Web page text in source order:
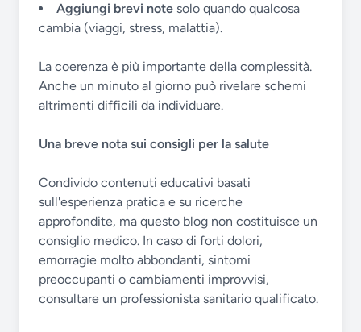
Aggiungi brevi note solo quando qualcosa
cambia (viaggi, stress, malattia).
La coerenza è più importante della complessità.
Anche un minuto al giorno può rivelare schemi
altrimenti difficili da individuare.
Una breve nota sui consigli per la salute
Condivido contenuti educativi basati
sull'esperienza pratica e su ricerche
approfondite, ma questo blog non costituisce un
consiglio medico. In caso di forti dolori,
emorragie molto abbondanti, sintomi
preoccupanti o cambiamenti improvvisi,
consultare un professionista sanitario qualificato.